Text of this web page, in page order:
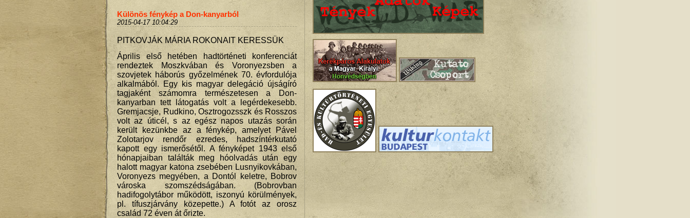
Különös fénykép a Don-kanyarból
2015-04-17 10:04:29
PITKOVJÁK MÁRIA ROKONAIT KERESSÜK
Április első hetében hadtörténeti konferenciát
rendeztek Moszkvában és Voronyezsben a
szovjetek háborús győzelmének 70. évfordulója
alkalmából. Egy kis magyar delegáció újságíró
tagjaként számomra természetesen a Don-
kanyarban tett látogatás volt a legérdekesebb.
Gremjacsje, Rudkino, Osztrogozsszk és Rosszos
volt az úticél, s az egész napos utazás során
került kezünkbe az a fénykép, amelyet Pável
Zolotarjov rendőr ezredes, hadszíntérkutató
kapott egy ismerősétől. A fényképet 1943 első
hónapjaiban találták meg hóolvadás után egy
halott magyar katona zsebében Lusnyikovkában,
Voronyezs megyében, a Dontól keletre, Bobrov
városka szomszédságában. (Bobrovban
hadifogolytábor működött, iszonyú körülmények,
pl. tífuszjárvány közepette.) A fotót az orosz
család 72 éven át őrizte.